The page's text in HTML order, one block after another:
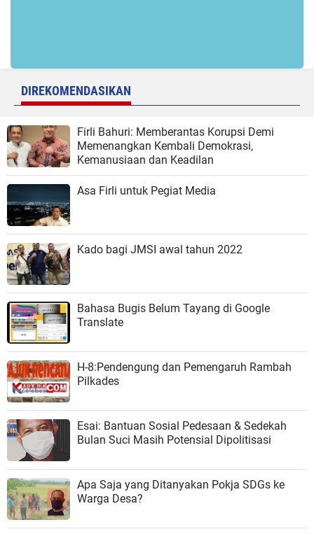
DIREKOMENDASIKAN
Firli Bahuri: Memberantas Korupsi Demi
Memenangkan Kembali Demokrasi,
Kemanusiaan dan Keadilan
Asa Firli untuk Pegiat Media
Kado bagi JMSI awal tahun 2022
Bahasa Bugis Belum Tayang di Google
Translate
H-8:Pendengung dan Pemengaruh Rambah
Pilkades
Esai: Bantuan Sosial Pedesaan & Sedekah
Bulan Suci Masih Potensial Dipolitisasi
Apa Saja yang Ditanyakan Pokja SDGs ke
Warga Desa?